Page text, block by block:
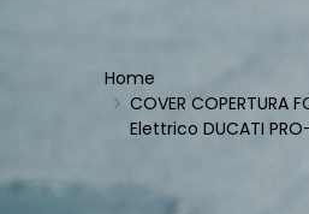
Home
COVER COPERTURA
Elettrico DUCATI